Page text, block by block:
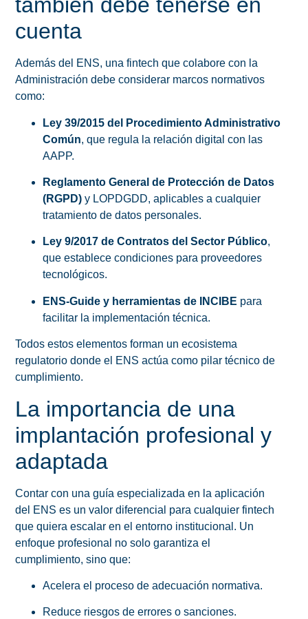
también debe tenerse en
cuenta
Además del ENS, una fintech que colabore con la
Administración debe considerar marcos normativos
como:
Ley 39/2015 del Procedimiento Administrativo
Común, que regula la relación digital con las
AAPP.
Reglamento General de Protección de Datos
(RGPD) y LOPDGDD, aplicables a cualquier
tratamiento de datos personales.
Ley 9/2017 de Contratos del Sector Público,
que establece condiciones para proveedores
tecnológicos.
ENS-Guide y herramientas de INCIBE para
facilitar la implementación técnica.
Todos estos elementos forman un ecosistema
regulatorio donde el ENS actúa como pilar técnico de
cumplimiento.
La importancia de una
implantación profesional y
adaptada
Contar con una guía especializada en la aplicación
del ENS es un valor diferencial para cualquier fintech
que quiera escalar en el entorno institucional. Un
enfoque profesional no solo garantiza el
cumplimiento, sino que:
Acelera el proceso de adecuación normativa.
Reduce riesgos de errores o sanciones.